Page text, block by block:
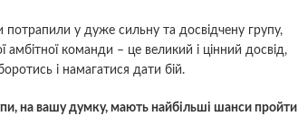
у дуже сильну та досвідчену групу,
команди – це великий і цінний досвід,
і намагатися дати бій.
на вашу думку, мають найбільші шанси пройти